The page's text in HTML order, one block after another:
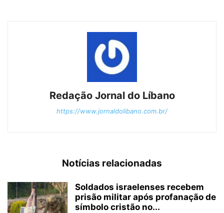
Redação Jornal do Líbano
https://www.jornaldolibano.com.br/
Notícias relacionadas
Soldados israelenses recebem
prisão militar após profanação de
símbolo cristão no...